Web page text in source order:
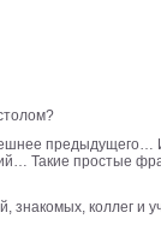
предыдущего…
Такие простые
коллег и